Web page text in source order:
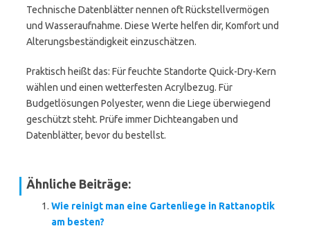
Technische Datenblätter nennen oft Rückstellvermögen
und Wasseraufnahme. Diese Werte helfen dir, Komfort und
Alterungsbeständigkeit einzuschätzen.
Praktisch heißt das: Für feuchte Standorte Quick-Dry-Kern
wählen und einen wetterfesten Acrylbezug. Für
Budgetlösungen Polyester, wenn die Liege überwiegend
geschützt steht. Prüfe immer Dichteangaben und
Datenblätter, bevor du bestellst.
Ähnliche Beiträge:
Wie reinigt man eine Gartenliege in Rattanoptik
am besten?